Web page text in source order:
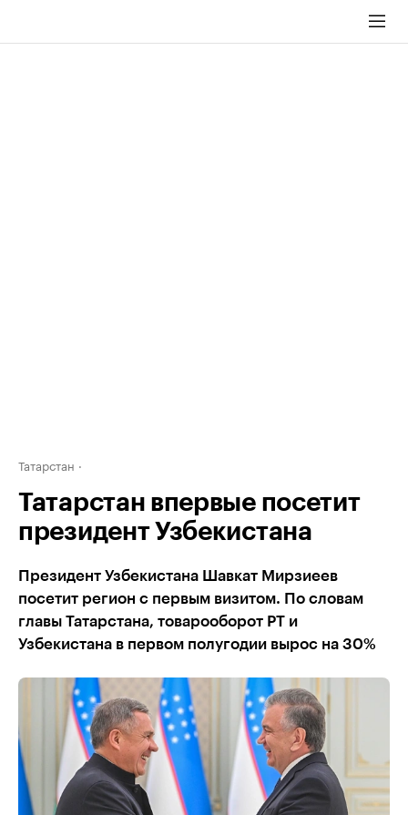
Татарстан
Татарстан впервые посетит
президент Узбекистана
Президент Узбекистана Шавкат Мирзиеев
посетит регион с первым визитом. По словам
главы Татарстана, товарооборот РТ и
Узбекистана в первом полугодии вырос на 30%